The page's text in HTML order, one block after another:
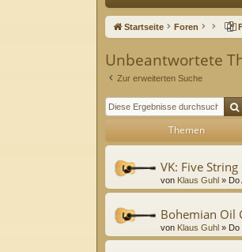
ne
ug
Startseite Foren
Unbeantwortete
Zur erweiterten Suche
Themen
VK: Five
von Klaus Guhl » Do
Bohemian Oil
von Klaus Guhl » Do